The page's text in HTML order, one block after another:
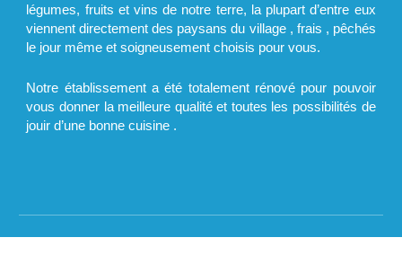
légumes, fruits et vins de notre terre, la plupart d’entre eux
viennent directement des paysans du village , frais , pêchés
le jour même et soigneusement choisis pour vous.
Notre établissement a été totalement rénové pour pouvoir
vous donner la meilleure qualité et toutes les possibilités de
jouir d’une bonne cuisine .